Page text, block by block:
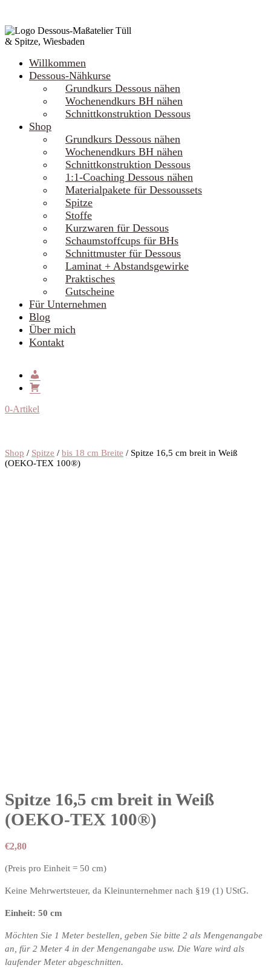
Willkommen
Dessous-Nähkurse
Grundkurs Dessous nähen
Wochenendkurs BH nähen
Schnittkonstruktion Dessous
Shop
Grundkurs Dessous nähen
Wochenendkurs BH nähen
Schnittkonstruktion Dessous
1:1-Coaching Dessous nähen
Materialpakete für Dessoussets
Spitze
Stoffe
Kurzwaren für Dessous
Schaumstoffcups für BHs
Schnittmuster für Dessous
Laminat + Abstandsgewirke
Praktisches
Gutscheine
Für Unternehmen
Blog
Über mich
Kontakt
0-Artikel
Shop / Spitze / bis 18 cm Breite / Spitze 16,5 cm breit in Weiß
(OEKO-TEX 100®️)
Spitze 16,5 cm breit in Weiß
(OEKO-TEX 100®️)
€2,80
(Preis pro Einheit = 50 cm)
Keine Mehrwertsteuer, da Kleinunternehmer nach §19 (1) UStG.
Einheit: 50 cm
Möchten Sie 1 Meter bestellen, geben Sie bitte 2 als Mengenangabe
an, für 2 Meter 4 in der Mengenangabe usw. Die Ware wird als
laufender Meter abgeschnitten.